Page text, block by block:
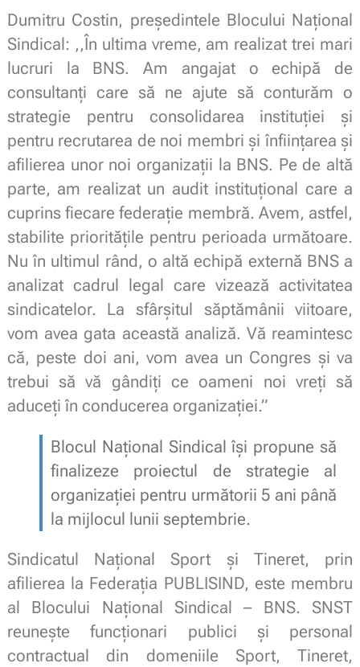
Dumitru Costin, președintele Blocului Național
Sindical: ,,În ultima vreme, am realizat trei mari
lucruri la BNS. Am angajat o echipă de
consultanți care să ne ajute să conturăm o
strategie pentru consolidarea instituției și
pentru recrutarea de noi membri și înființarea și
afilierea unor noi organizații la BNS. Pe de altă
parte, am realizat un audit instituțional care a
cuprins fiecare federație membră. Avem, astfel,
stabilite prioritățile pentru perioada următoare.
Nu în ultimul rând, o altă echipă externă BNS a
analizat cadrul legal care vizează activitatea
sindicatelor. La sfârșitul săptămânii viitoare,
vom avea gata această analiză. Vă reamintesc
că, peste doi ani, vom avea un Congres și va
trebui să vă gândiți ce oameni noi vreți să
aduceți în conducerea organizației.”
Blocul Național Sindical își propune să
finalizeze proiectul de strategie al
organizației pentru următorii 5 ani până
la mijlocul lunii septembrie.
Sindicatul Național Sport și Tineret, prin
afilierea la Federația PUBLISIND, este membru
al Blocului Național Sindical – BNS. SNST
reuneşte funcționari publici și personal
contractual din domeniile Sport, Tineret,